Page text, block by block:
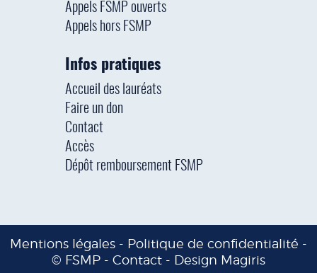
Appels FSMP ouverts
Appels hors FSMP
Infos pratiques
Accueil des lauréats
Faire un don
Contact
Accès
Dépôt remboursement FSMP
Mentions légales - Politique de confidentialité -
© FSMP - Contact - Design Magiris